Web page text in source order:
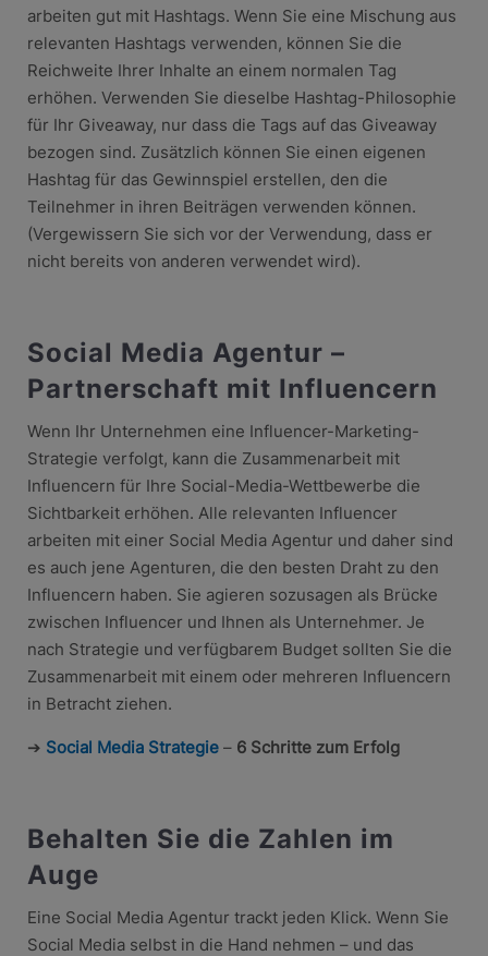
arbeiten gut mit Hashtags. Wenn Sie eine Mischung aus
relevanten Hashtags verwenden, können Sie die
Reichweite Ihrer Inhalte an einem normalen Tag
erhöhen. Verwenden Sie dieselbe Hashtag-Philosophie
für Ihr Giveaway, nur dass die Tags auf das Giveaway
bezogen sind. Zusätzlich können Sie einen eigenen
Hashtag für das Gewinnspiel erstellen, den die
Teilnehmer in ihren Beiträgen verwenden können.
(Vergewissern Sie sich vor der Verwendung, dass er
nicht bereits von anderen verwendet wird).
Social Media Agentur –
Partnerschaft mit Influencern
Wenn Ihr Unternehmen eine Influencer-Marketing-
Strategie verfolgt, kann die Zusammenarbeit mit
Influencern für Ihre Social-Media-Wettbewerbe die
Sichtbarkeit erhöhen. Alle relevanten Influencer
arbeiten mit einer Social Media Agentur und daher sind
es auch jene Agenturen, die den besten Draht zu den
Influencern haben. Sie agieren sozusagen als Brücke
zwischen Influencer und Ihnen als Unternehmer. Je
nach Strategie und verfügbarem Budget sollten Sie die
Zusammenarbeit mit einem oder mehreren Influencern
in Betracht ziehen.
➔ Social Media Strategie– 6 Schritte zum Erfolg
Behalten Sie die Zahlen im
Auge
Eine Social Media Agentur trackt jeden Klick. Wenn Sie
Social Media selbst in die Hand nehmen – und das